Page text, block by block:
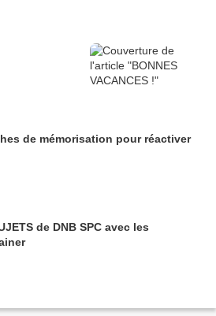
de mémorisation pour réactiver
de DNB SPC avec les